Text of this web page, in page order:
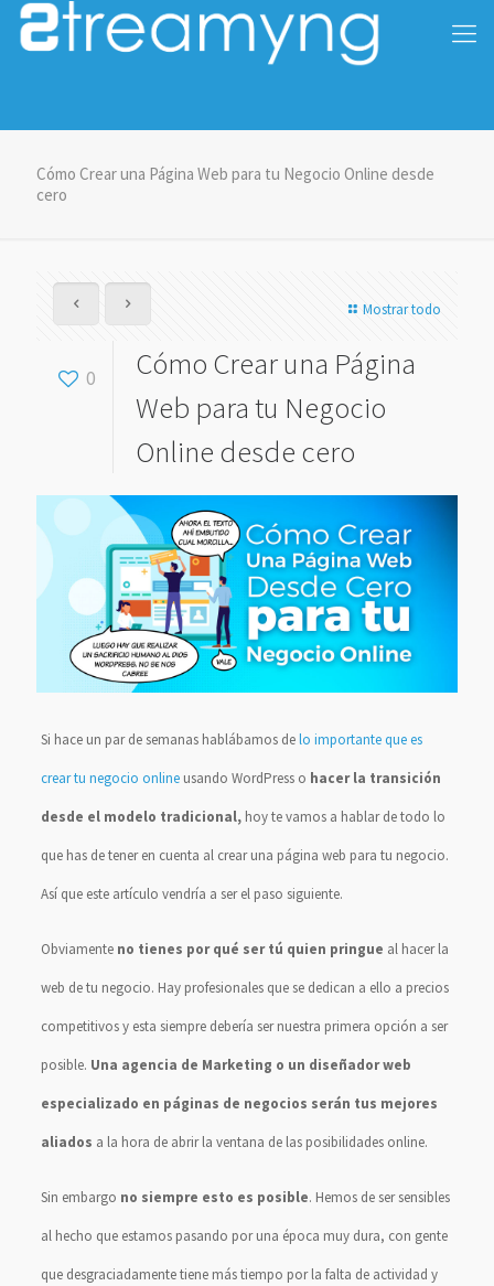
Cómo Crear una Página Web para tu Negocio Online desde
cero
Mostrar todo
0
Cómo Crear una Página
Web para tu Negocio
Online desde cero
Si hace un par de semanas hablábamos delo importante que es
crear tu negocio online usando WordPress o hacer la transición
desde el modelo tradicional,hoy te vamos a hablar de todo lo
que has de tener en cuenta al crear una página web para tu negocio.
Así que este artículo vendría a ser el paso siguiente.
Obviamente no tienes por qué ser tú quien pringue al hacer la
web de tu negocio. Hay profesionales que se dedican a ello a precios
competitivos y esta siempre debería ser nuestra primera opción a ser
posible. Una agencia de Marketing o un diseñador web
especializado en páginas de negocios serán tus mejores
aliados a la hora de abrir la ventana de las posibilidades online.
Sin embargo no siempre esto es posible. Hemos de ser sensibles
al hecho que estamos pasando por una época muy dura, con gente
que desgraciadamente tiene más tiempo por la falta de actividad y